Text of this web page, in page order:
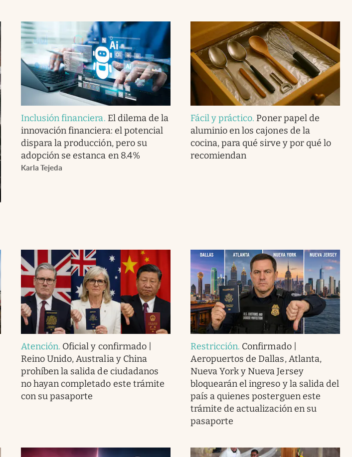
Inclusión financiera. El dilema de la
innovación financiera: el potencial
dispara la producción, pero su
adopción se estanca en 8.4%
Karla Tejeda
Fácil y práctico. Poner papel de
aluminio en los cajones de la
cocina, para qué sirve y por qué lo
recomiendan
Atención. Oficial y confirmado |
Reino Unido, Australia y China
prohíben la salida de ciudadanos
no hayan completado este trámite
con su pasaporte
Restricción. Confirmado |
Aeropuertos de Dallas, Atlanta,
Nueva York y Nueva Jersey
bloquearán el ingreso y la salida del
país a quienes posterguen este
trámite de actualización en su
pasaporte